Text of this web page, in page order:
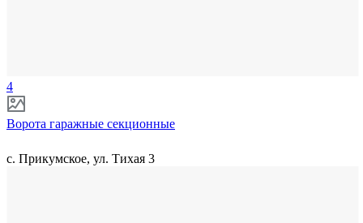
4
Ворота гаражные секционные
с. Прикумское, ул. Тихая 3